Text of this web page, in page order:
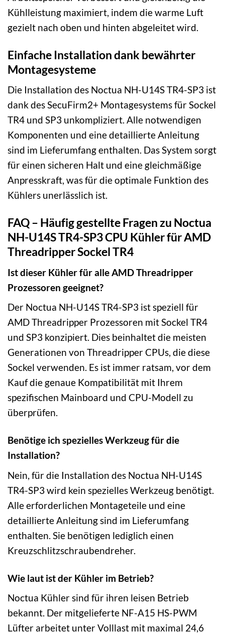
Kühlleistung maximiert, indem die warme Luft
gezielt nach oben und hinten abgeleitet wird.
Einfache Installation dank bewährter
Montagesysteme
Die Installation des Noctua NH-U14S TR4-SP3 ist
dank des SecuFirm2+ Montagesystems für Sockel
TR4 und SP3 unkompliziert. Alle notwendigen
Komponenten und eine detaillierte Anleitung
sind im Lieferumfang enthalten. Das System sorgt
für einen sicheren Halt und eine gleichmäßige
Anpresskraft, was für die optimale Funktion des
Kühlers unerlässlich ist.
FAQ – Häufig gestellte Fragen zu Noctua
NH-U14S TR4-SP3 CPU Kühler für AMD
Threadripper Sockel TR4
Ist dieser Kühler für alle AMD Threadripper
Prozessoren geeignet?
Der Noctua NH-U14S TR4-SP3 ist speziell für
AMD Threadripper Prozessoren mit Sockel TR4
und SP3 konzipiert. Dies beinhaltet die meisten
Generationen von Threadripper CPUs, die diese
Sockel verwenden. Es ist immer ratsam, vor dem
Kauf die genaue Kompatibilität mit Ihrem
spezifischen Mainboard und CPU-Modell zu
überprüfen.
Benötige ich spezielles Werkzeug für die
Installation?
Nein, für die Installation des Noctua NH-U14S
TR4-SP3 wird kein spezielles Werkzeug benötigt.
Alle erforderlichen Montageteile und eine
detaillierte Anleitung sind im Lieferumfang
enthalten. Sie benötigen lediglich einen
Kreuzschlitzschraubendreher.
Wie laut ist der Kühler im Betrieb?
Noctua Kühler sind für ihren leisen Betrieb
bekannt. Der mitgelieferte NF-A15 HS-PWM
Lüfter arbeitet unter Volllast mit maximal 24,6